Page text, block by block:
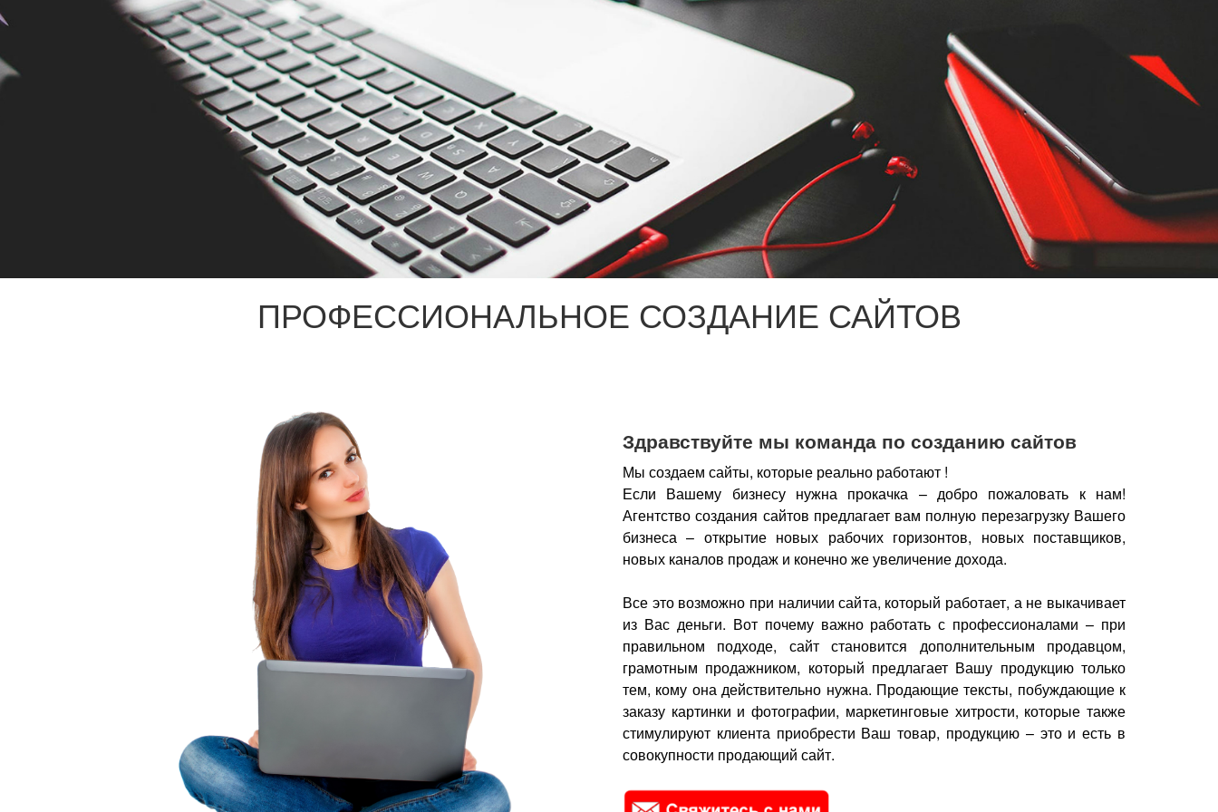
ПРОФЕССИОНАЛЬНОЕ СОЗДАНИЕ САЙТОВ
Здравствуйте мы команда по созданию сайтов
Мы создаем сайты, которые реально работают !
Если Вашему бизнесу нужна прокачка – добро пожаловать к нам!
Агентство создания сайтов предлагает вам полную перезагрузку Вашего
бизнеса – открытие новых рабочих горизонтов, новых поставщиков,
новых каналов продаж и конечно же увеличение дохода.
Все это возможно при наличии сайта, который работает, а не выкачивает
из Вас деньги. Вот почему важно работать с профессионалами – при
правильном подходе, сайт становится дополнительным продавцом,
грамотным продажником, который предлагает Вашу продукцию только
тем, кому она действительно нужна. Продающие тексты, побуждающие к
заказу картинки и фотографии, маркетинговые хитрости, которые также
стимулируют клиента приобрести Ваш товар, продукцию – это и есть в
совокупности продающий сайт.